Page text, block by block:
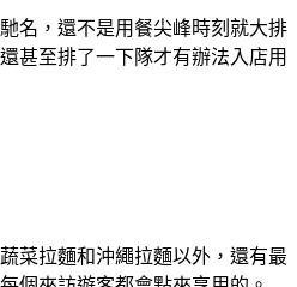
名，還不是用餐尖峰時刻就大排
甚至排了一下隊才有辦法入店用
菜拉麵和沖繩拉麵以外，還有最